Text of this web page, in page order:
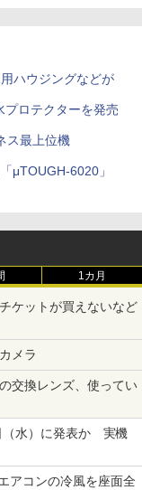
ハウジングなどが
ロテクターを発売
ス最上位機
μTOUGH-6020」
1カ月
ケットが買えないなど
カメラ
交換レンズ、使ってい
（水）に発表か 実機
アコンの冷風を座面全